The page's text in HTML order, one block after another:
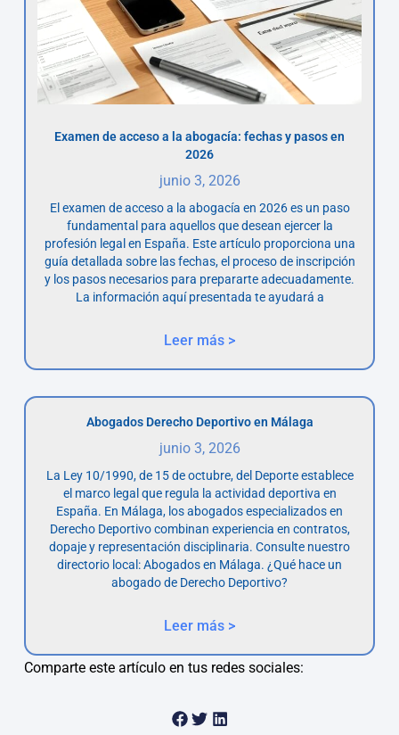
Examen de acceso a la abogacía: fechas y pasos en
2026
junio 3, 2026
El examen de acceso a la abogacía en 2026 es un paso
fundamental para aquellos que desean ejercer la
profesión legal en España. Este artículo proporciona una
guía detallada sobre las fechas, el proceso de inscripción
y los pasos necesarios para prepararte adecuadamente.
La información aquí presentada te ayudará a
Leer más >
Abogados Derecho Deportivo en Málaga
junio 3, 2026
La Ley 10/1990, de 15 de octubre, del Deporte establece
el marco legal que regula la actividad deportiva en
España. En Málaga, los abogados especializados en
Derecho Deportivo combinan experiencia en contratos,
dopaje y representación disciplinaria. Consulte nuestro
directorio local: Abogados en Málaga. ¿Qué hace un
abogado de Derecho Deportivo?
Leer más >
Comparte este artículo en tus redes sociales: